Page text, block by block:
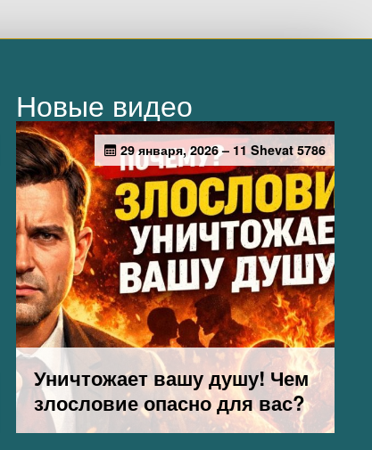
Новые видео